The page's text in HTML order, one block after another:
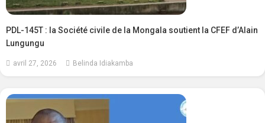
PDL-145T : la Société civile de la Mongala soutient la CFEF d’Alain
Lungungu
avril 27, 2026 Belinda Idiakamba